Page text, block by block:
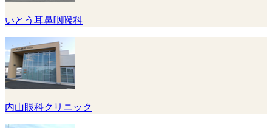
いとう耳鼻咽喉科
内山眼科クリニック